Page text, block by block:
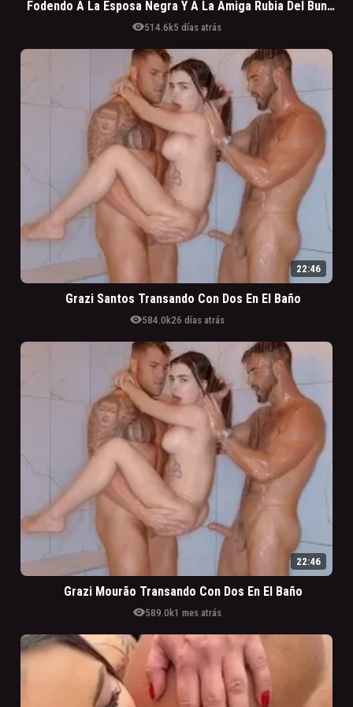
Fodendo A La Esposa Negra Y A La Amiga Rubia Del Bundán Gustoso
visibility514.6k5 días atrás
22:46
Grazi Santos Transando Con Dos En El Baño
visibility584.0k26 días atrás
22:46
Grazi Mourão Transando Con Dos En El Baño
visibility589.0k1 mes atrás